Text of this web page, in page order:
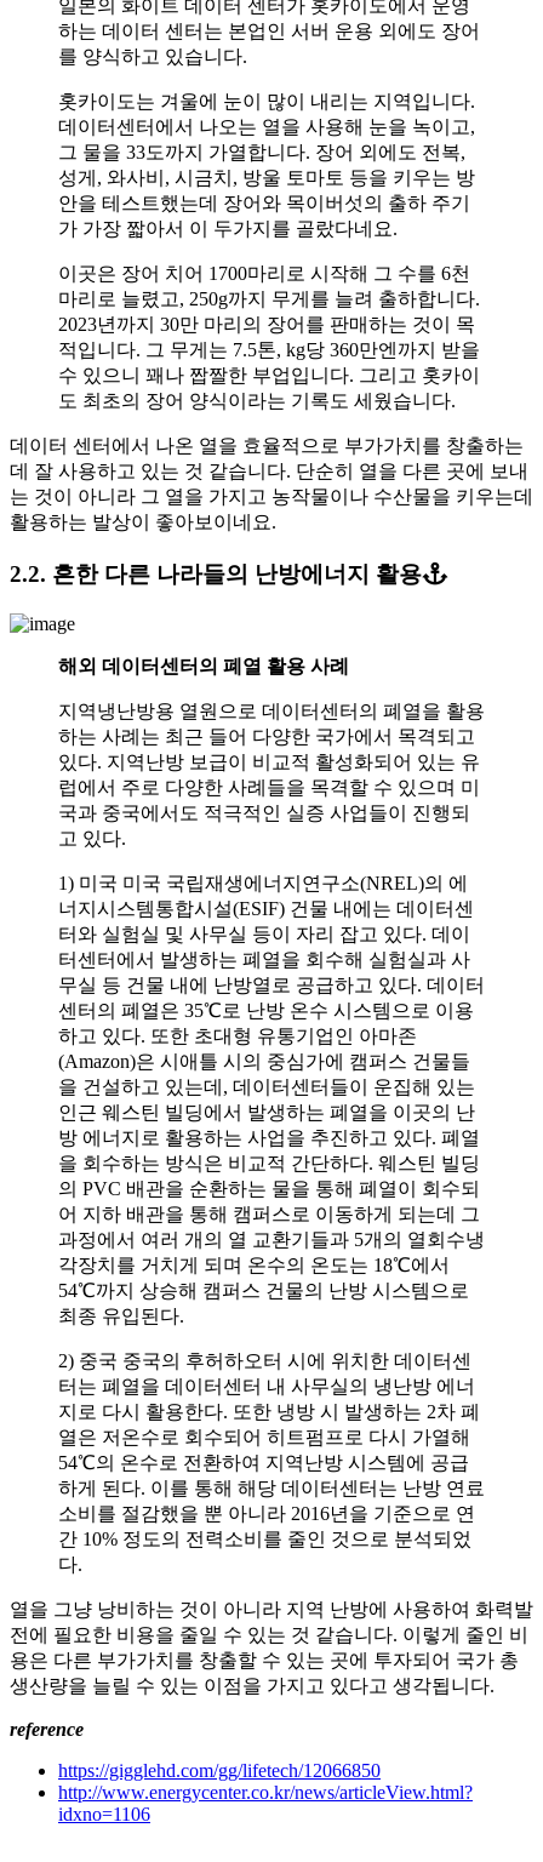
일본의 화이트 데이터 센터가 홋카이도에서 운영
하는 데이터 센터는 본업인 서버 운용 외에도 장어
를 양식하고 있습니다.
홋카이도는 겨울에 눈이 많이 내리는 지역입니다.
데이터센터에서 나오는 열을 사용해 눈을 녹이고,
그 물을 33도까지 가열합니다. 장어 외에도 전복,
성게, 와사비, 시금치, 방울 토마토 등을 키우는 방
안을 테스트했는데 장어와 목이버섯의 출하 주기
가 가장 짧아서 이 두가지를 골랐다네요.
이곳은 장어 치어 1700마리로 시작해 그 수를 6천
마리로 늘렸고, 250g까지 무게를 늘려 출하합니다.
2023년까지 30만 마리의 장어를 판매하는 것이 목
적입니다. 그 무게는 7.5톤, kg당 360만엔까지 받을
수 있으니 꽤나 짭짤한 부업입니다. 그리고 홋카이
도 최초의 장어 양식이라는 기록도 세웠습니다.
데이터 센터에서 나온 열을 효율적으로 부가가치를 창출하는
데 잘 사용하고 있는 것 같습니다. 단순히 열을 다른 곳에 보내
는 것이 아니라 그 열을 가지고 농작물이나 수산물을 키우는데
활용하는 발상이 좋아보이네요.
2.2. 흔한 다른 나라들의 난방에너지 활용
해외 데이터센터의 폐열 활용 사례
지역냉난방용 열원으로 데이터센터의 폐열을 활용
하는 사례는 최근 들어 다양한 국가에서 목격되고
있다. 지역난방 보급이 비교적 활성화되어 있는 유
럽에서 주로 다양한 사례들을 목격할 수 있으며 미
국과 중국에서도 적극적인 실증 사업들이 진행되
고 있다.
1) 미국 미국 국립재생에너지연구소(NREL)의 에
너지시스템통합시설(ESIF) 건물 내에는 데이터센
터와 실험실 및 사무실 등이 자리 잡고 있다. 데이
터센터에서 발생하는 폐열을 회수해 실험실과 사
무실 등 건물 내에 난방열로 공급하고 있다. 데이터
센터의 폐열은 35℃로 난방 온수 시스템으로 이용
하고 있다. 또한 초대형 유통기업인 아마존
(Amazon)은 시애틀 시의 중심가에 캠퍼스 건물들
을 건설하고 있는데, 데이터센터들이 운집해 있는
인근 웨스틴 빌딩에서 발생하는 폐열을 이곳의 난
방 에너지로 활용하는 사업을 추진하고 있다. 폐열
을 회수하는 방식은 비교적 간단하다. 웨스틴 빌딩
의 PVC 배관을 순환하는 물을 통해 폐열이 회수되
어 지하 배관을 통해 캠퍼스로 이동하게 되는데 그
과정에서 여러 개의 열 교환기들과 5개의 열회수냉
각장치를 거치게 되며 온수의 온도는 18℃에서
54℃까지 상승해 캠퍼스 건물의 난방 시스템으로
최종 유입된다.
2) 중국 중국의 후허하오터 시에 위치한 데이터센
터는 폐열을 데이터센터 내 사무실의 냉난방 에너
지로 다시 활용한다. 또한 냉방 시 발생하는 2차 폐
열은 저온수로 회수되어 히트펌프로 다시 가열해
54℃의 온수로 전환하여 지역난방 시스템에 공급
하게 된다. 이를 통해 해당 데이터센터는 난방 연료
소비를 절감했을 뿐 아니라 2016년을 기준으로 연
간 10% 정도의 전력소비를 줄인 것으로 분석되었
다.
열을 그냥 낭비하는 것이 아니라 지역 난방에 사용하여 화력발
전에 필요한 비용을 줄일 수 있는 것 같습니다. 이렇게 줄인 비
용은 다른 부가가치를 창출할 수 있는 곳에 투자되어 국가 총
생산량을 늘릴 수 있는 이점을 가지고 있다고 생각됩니다.
reference
https://gigglehd.com/gg/lifetech/12066850
http://www.energycenter.co.kr/news/articleView.html?
idxno=1106